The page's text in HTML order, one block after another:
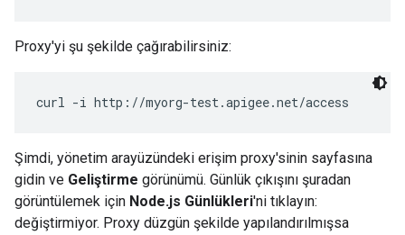
Proxy'yi şu şekilde çağırabilirsiniz:
Şimdi, yönetim arayüzündeki erişim proxy'sinin sayfasına
gidin ve Geliştirme görünümü. Günlük çıkışını şuradan
görüntülemek için Node.js Günlükleri'ni tıklayın:
değiştirmiyor. Proxy düzgün şekilde yapılandırılmışsa